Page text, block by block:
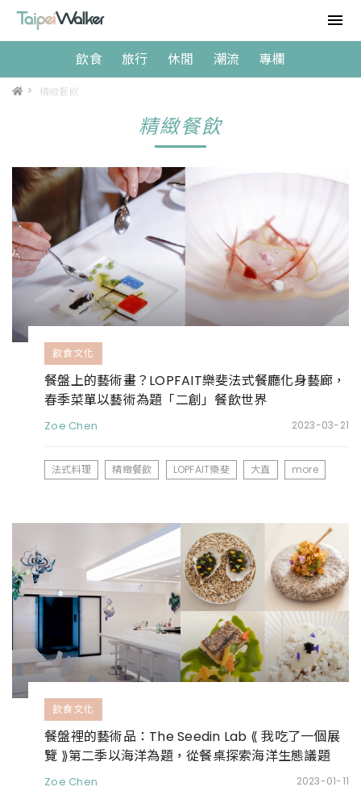
飲食 旅行 休閒 潮流 專欄
> 精緻餐飲
精緻餐飲
飲食文化
餐盤上的藝術畫？LOPFAIT樂斐法式餐廳化身藝廊，
春季菜單以藝術為題「二創」餐飲世界
Zoe Chen 2023-03-21
法式料理 精緻餐飲 LOPFAIT樂斐 大直 more
飲食文化
餐盤裡的藝術品：The Seedin Lab ⟪ 我吃了一個展
覽 ⟫第二季以海洋為題，從餐桌探索海洋生態議題
Zoe Chen 2023-01-11